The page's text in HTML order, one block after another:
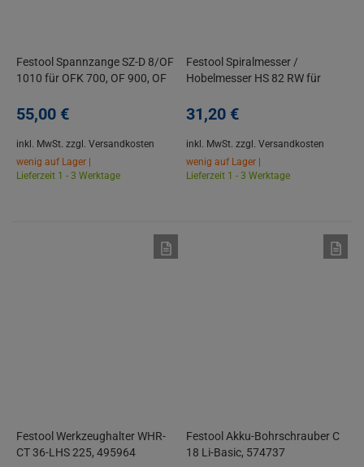
Festool Spannzange SZ-D 8/OF
1010 für OFK 700, OF 900, OF
55,00 €
inkl. MwSt. zzgl. Versandkosten
wenig auf Lager |
Lieferzeit 1 - 3 Werktage
Festool Spiralmesser /
Hobelmesser HS 82 RW für
31,20 €
inkl. MwSt. zzgl. Versandkosten
wenig auf Lager |
Lieferzeit 1 - 3 Werktage
Festool Werkzeughalter WHR-
CT 36-LHS 225, 495964
Festool Akku-Bohrschrauber C
18 Li-Basic, 574737